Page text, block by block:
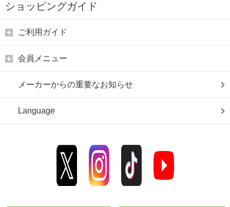
ショッピングガイド
ご利用ガイド
会員メニュー
メーカーからの重要なお知らせ
Language